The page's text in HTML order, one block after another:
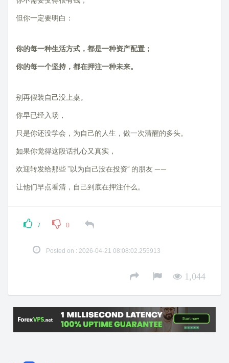
但你一定要明白：
你的每一种生活方式，都是一种资产配置；
你的每一个坚持，都在押注一种未来。
别再假装自己没上桌。
你早已经入场，
只是你还没学会，为自己的人生，做一次清醒的多头。
如果你觉得这段话扎心又真实，
欢迎转发给那些 “以为自己没在投资” 的朋友 ——
让他们早点看清，自己到底在押注什么。
7 0
Posted on : 2026-04-21 08:08:02.255913
1,044